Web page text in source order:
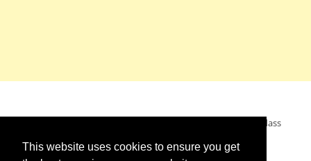
This website uses cookies to ensure you get
Mein Wunsch: dass alle Menschen ohne Krieg leben dürfen, dass
alle Menschen den Krieg verurteilen und sich von den
Kriegstreibern abwenden. Das wünsche ich mir.